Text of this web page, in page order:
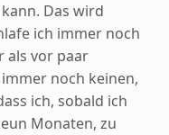
Das wird
ich immer noch
als vor paar
noch keinen,
ich, sobald ich
Monaten, zu